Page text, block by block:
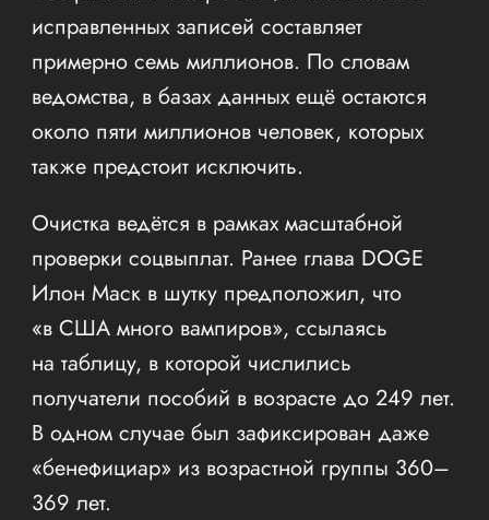
исправленных записей составляет
примерно семь миллионов. По словам
ведомства, в базах данных ещё остаются
около пяти миллионов человек, которых
также предстоит исключить.
Очистка ведётся в рамках масштабной
проверки соцвыплат. Ранее глава DOGE
Илон Маск в шутку предположил, что
«в США много вампиров», ссылаясь
на таблицу, в которой числились
получатели пособий в возрасте до 249 лет.
В одном случае был зафиксирован даже
«бенефициар» из возрастной группы 360–
369 лет.